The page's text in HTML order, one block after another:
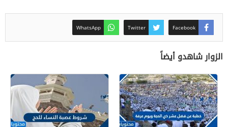
Facebook
Twitter
WhatsApp
الزوار شاهدو أيضاً